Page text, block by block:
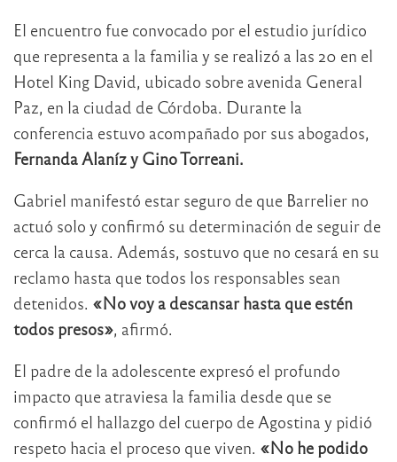
El encuentro fue convocado por el estudio jurídico
que representa a la familia y se realizó a las 20 en el
Hotel King David, ubicado sobre avenida General
Paz, en la ciudad de Córdoba. Durante la
conferencia estuvo acompañado por sus abogados,
Fernanda Alaníz y Gino Torreani.
Gabriel manifestó estar seguro de que Barrelier no
actuó solo y confirmó su determinación de seguir de
cerca la causa. Además, sostuvo que no cesará en su
reclamo hasta que todos los responsables sean
detenidos. «No voy a descansar hasta que estén
todos presos», afirmó.
El padre de la adolescente expresó el profundo
impacto que atraviesa la familia desde que se
confirmó el hallazgo del cuerpo de Agostina y pidió
respeto hacia el proceso que viven. «No he podido